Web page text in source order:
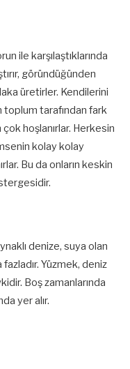
ile karşılaştıklarında
göründüğünden
üretirler. Kendilerini
tarafından fark
hoşlanırlar. Herkesin
kolay kolay
Bu da onların keskin
denize, suya olan
Yüzmek, deniz
Boş zamanlarında
yer alır.